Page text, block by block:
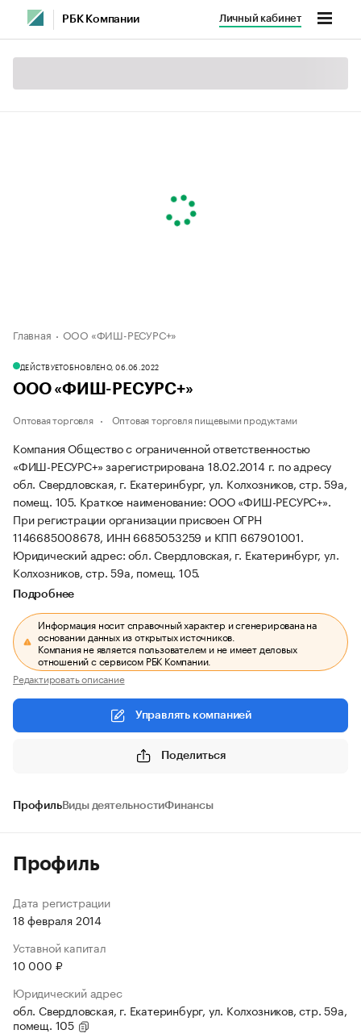
РБК Компании Личный кабинет
Главная ООО «ФИШ-РЕСУРС+»
ДЕЙСТВУЕТОБНОВЛЕНО, 06.06.2022
ООО «ФИШ-РЕСУРС+»
Оптовая торговля Оптовая торговля пищевыми продуктами
Компания Общество с ограниченной ответственностью
«ФИШ-РЕСУРС+» зарегистрирована 18.02.2014 г. по адресу
обл. Свердловская, г. Екатеринбург, ул. Колхозников, стр. 59а,
помещ. 105. Краткое наименование: ООО «ФИШ-РЕСУРС+».
При регистрации организации присвоен ОГРН
1146685008678, ИНН 6685053259 и КПП 667901001.
Юридический адрес: обл. Свердловская, г. Екатеринбург, ул.
Колхозников, стр. 59а, помещ. 105.
Подробнее
Информация носит справочный характер и сгенерирована на
основании данных из открытых источников.
Компания не является пользователем и не имеет деловых
отношений с сервисом РБК Компании.
Редактировать описание
Управлять компанией
Поделиться
ПрофильВиды деятельностиФинансы
Профиль
Дата регистрации
18 февраля 2014
Уставной капитал
10 000 ₽
Юридический адрес
обл. Свердловская, г. Екатеринбург, ул. Колхозников, стр. 59а,
помещ. 105